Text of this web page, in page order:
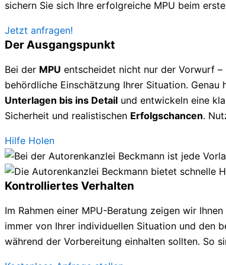
sichern Sie sich Ihre erfolgreiche MPU beim
Jetzt anfragen!
Der Ausgangspunkt
Bei der MPU entscheidet nicht nur der Vorwurf –
behördliche Einschätzung Ihrer Situation.
Unterlagen bis ins Detail und entwickeln eine
Sicherheit und realistischen Erfolgschancen.
Hilfe Holen
Kontrolliertes Verhalten
Im Rahmen einer MPU-Beratung zeigen wir
immer von Ihrer individuellen Situation und den
während der Vorbereitung einhalten sollten. So